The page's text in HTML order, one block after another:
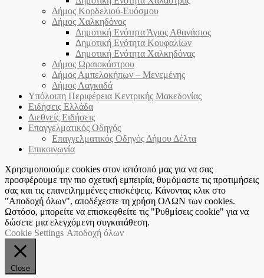
Δήμος Κορδελιού-Ευόσμου
Δήμος Χαλκηδόνος
Δημοτική Ενότητα Άγιος Αθανάσιος
Δημοτική Ενότητα Κουφαλίων
Δημοτική Ενότητα Χαλκηδόνας
Δήμος Ωραιοκάστρου
Δήμος Αμπελοκήπων – Μενεμένης
Δήμος Λαγκαδά
Υπόλοιπη Περιφέρεια Κεντρικής Μακεδονίας
Ειδήσεις Ελλάδα
Διεθνείς Ειδήσεις
Επαγγελματικός Οδηγός
Επαγγελματικός Οδηγός Δήμου Δέλτα
Επικοινωνία
Χρησιμοποιούμε cookies στον ιστότοπό μας για να σας
προσφέρουμε την πιο σχετική εμπειρία, θυμόμαστε τις προτιμήσεις
σας και τις επανειλημμένες επισκέψεις. Κάνοντας κλικ στο
"Αποδοχή όλων", αποδέχεστε τη χρήση ΟΛΩΝ των cookies.
Ωστόσο, μπορείτε να επισκεφθείτε τις "Ρυθμίσεις cookie" για να
δώσετε μια ελεγχόμενη συγκατάθεση.
Cookie Settings Αποδοχή όλων
Close